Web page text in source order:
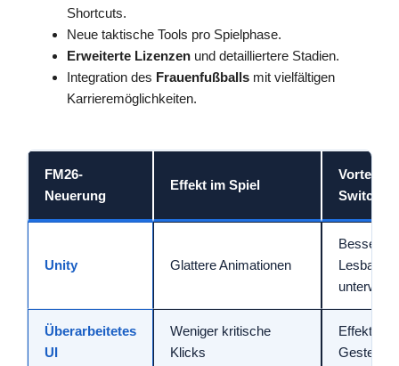
Shortcuts.
Neue taktische Tools pro Spielphase.
Erweiterte Lizenzen und detailliertere Stadien.
Integration des Frauenfußballs mit vielfältigen
Karrieremöglichkeiten.
FM26-
Neuerung
Effekt im Spiel
Vorteil
Switch
Unity Glattere Animationen
Bessere
Lesbarkeit
unterwegs
Überarbeitetes
UI
Weniger kritische
Klicks
Effektive
Gesten